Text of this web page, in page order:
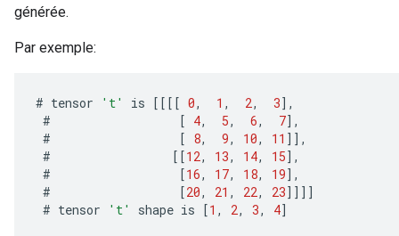
générée.
Par exemple:
# tensor 't' is [[[[ 0, 1 , 2, 3] ,
#
[ 4, 5, 6, 7] ,
#
[ 8, 9, 10, 11 ]] ,
#
[[12, 13, 14, 15] ,
#
[16, 17, 18, 19] ,
#
[20, 21 , 22, 23]]]]
# tensor 't' shape is [1 , 2, 3, 4]